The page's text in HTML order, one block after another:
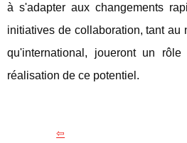
à s'adapter aux changements
initiatives de collaboration, tant au
qu'international, joueront un
réalisation de ce potentiel.